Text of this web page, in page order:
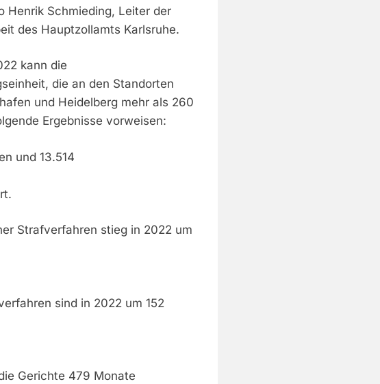
Henrik Schmieding, Leiter der
des Hauptzollamts Karlsruhe.
kann die
die an den Standorten
und Heidelberg mehr als 260
Ergebnisse vorweisen:
und 13.514
Strafverfahren stieg in 2022 um
sind in 2022 um 152
Gerichte 479 Monate